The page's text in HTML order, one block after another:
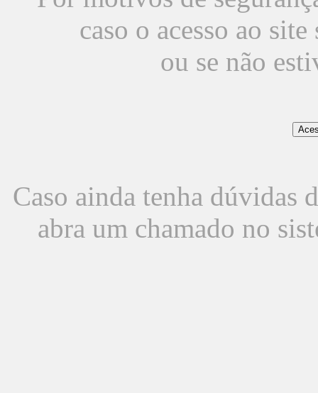
caso o acesso ao
ou se não
Caso ainda tenha dúvidas
abra um chamado no